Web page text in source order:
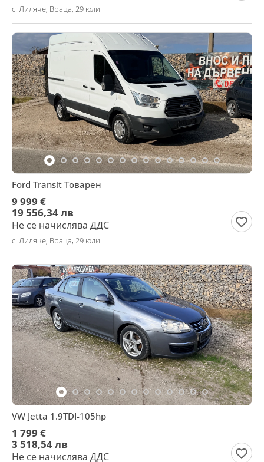
с. Лиляче, Враца, 29 юли
Ford Transit Товарен
9 999 €
19 556,34 лв
Не се начислява ДДС
с. Лиляче, Враца, 29 юли
VW Jetta 1.9TDI-105hp
1 799 €
3 518,54 лв
Не се начислява ДДС